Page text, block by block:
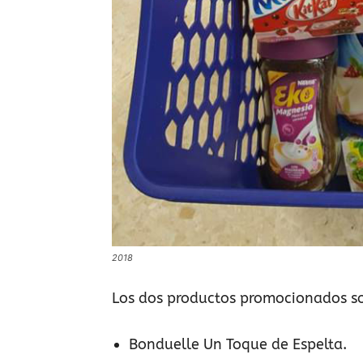
2018
Los dos productos promocionados
Bonduelle Un Toque de Espelta.